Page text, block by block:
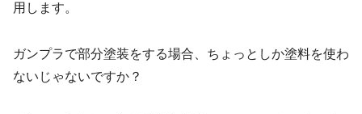
用します。
ガンプラで部分塗装をする場合、ちょっとしか塗料を使わ
ないじゃないですか？